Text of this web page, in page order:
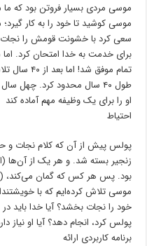
موسی مردی بسیار فروتن بود که ما
موسی کوشید تا خود را به کار
سعی کرد با خشونت قومش را
برای خدمت به خدا امتحان کرد.
طول ۴۰ سال محدود کرد. چهل
او را برای یک وظیفه مهم ﺁماده کند
احتیاط
پولس پیش از ﺁن که کلام نجات و
زنجیر بسته شد. و هر یک از ﺁن‌ها
موسی تلاش کرده‌ایم که با
خود را نجات بخشد؟ ﺁیا خدا باید
پولس کرد، انجام دهد؟ ﺁیا او نیاز
برنامه کاربردی ارائه